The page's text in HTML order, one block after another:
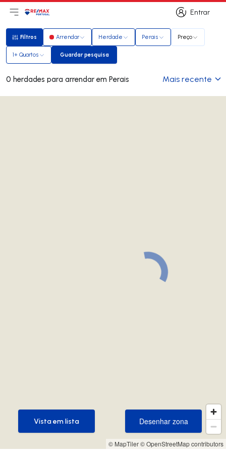
Entrar
Entrar
Abri menu principal
LogoIr para página inicial
Filtros
Filtros Arrendar Herdade Perais Preço
1+ Quartos Guardar pesquisa
Guardar pesquisa
0 herdades para arrendar em Perais Mais recente
© MapTiler© OpenStreetMap contributors
Desenhar zona
Desenhar zona
Vista em lista
Vista em lista